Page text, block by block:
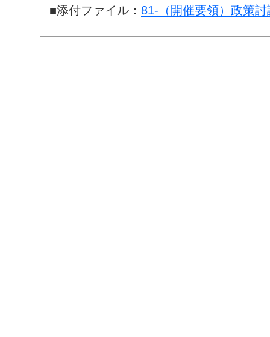
■添付ファイル： 81-（開催要領）政策